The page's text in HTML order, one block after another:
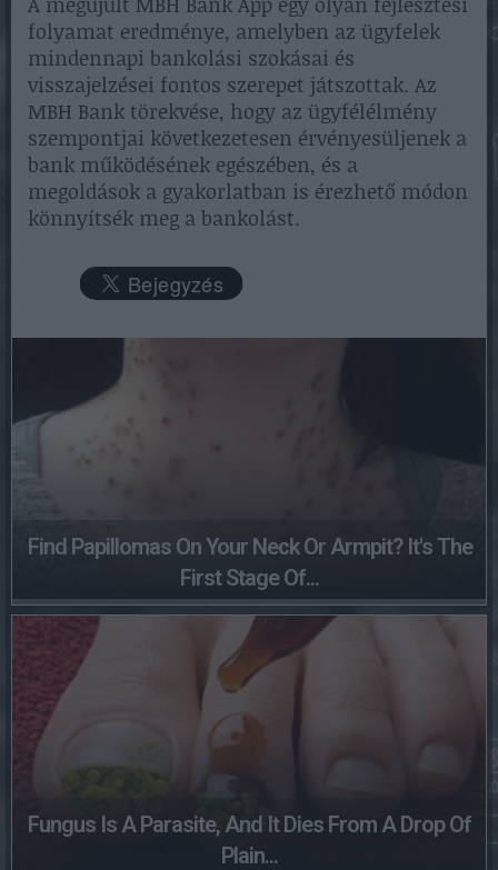
folyamat eredménye, amelyben az ügyfelek
mindennapi bankolási szokásai és
visszajelzései fontos szerepet játszottak. Az
MBH Bank törekvése, hogy az ügyfélélmény
szempontjai következetesen érvényesüljenek a
bank működésének egészében, és a
megoldások a gyakorlatban is érezhető módon
könnyítsék meg a bankolást.
Find Papillomas On Your Neck Or Armpit? It's The
First Stage Of...
Fungus Is A Parasite, And It Dies From A Drop Of
Plain...